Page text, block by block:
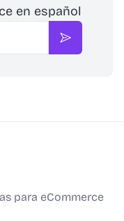
en español
Suscribirse
para eCommerce